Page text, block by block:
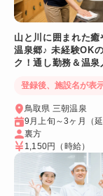
山と川に囲まれた癒
温泉郷♪ 未経験OK
ク！通し勤務＆温泉
登録後、施設名が表
鳥取県 三朝温泉
9月上旬～3ヶ月（延
裏方
1,150円
（時給）